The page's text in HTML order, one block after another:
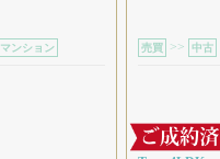
マンション 売買 >> 中古